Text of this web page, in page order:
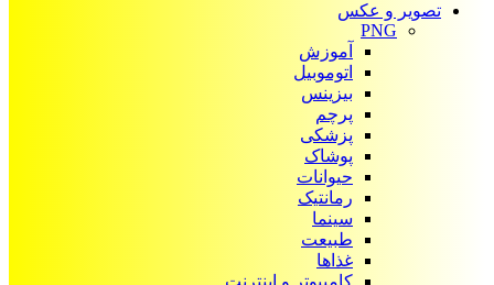
تصویر و عکس
PNG
آموزش
اتوموبیل
بیزینس
پرچم
پزشکی
پوشاک
حیوانات
رمانتیک
سینما
طبیعت
غذاها